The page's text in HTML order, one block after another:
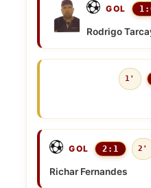
GOL
Rodrigo
1'
GOL 2:1 2'
Richar Fernandes